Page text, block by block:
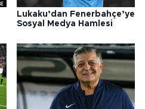
Lukaku’dan Fenerbahçe’ye
Sosyal Medya Hamlesi